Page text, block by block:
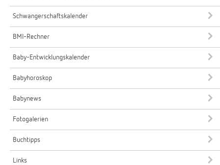
Schwangerschaftskalender
BMI-Rechner
Baby-Entwicklungskalender
Babyhoroskop
Babynews
Fotogalerien
Buchtipps
Links